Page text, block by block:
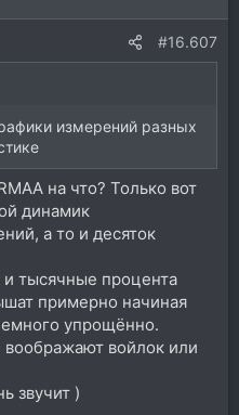
#16.607
измерений разных
на что? Только вот
динамик
а то и десяток
тысячные процента
примерно начиная
упрощённо.
войлок или
звучит )